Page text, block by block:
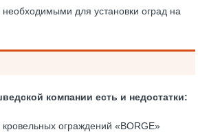
для установки оград на
компании есть и недостатки:
ограждений «BORGE»